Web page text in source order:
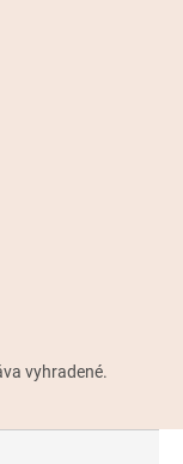
vyhradené.